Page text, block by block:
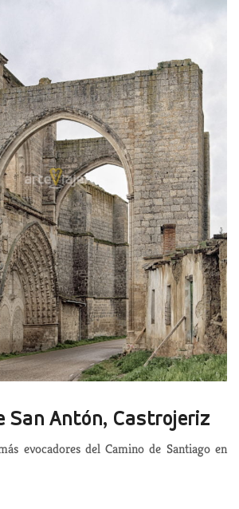
San Antón, Castrojeriz
evocadores del Camino de Santiago en